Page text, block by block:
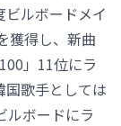
ルボードメイ
獲得し、新曲
」11位にラ
国歌手としては
ルボードにラ